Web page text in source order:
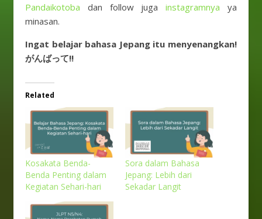
Pandaikotoba dan follow jugainstagramnya ya
minasan.
Ingat belajar bahasa Jepang itu menyenangkan!
がんばって!!
Related
Kosakata Benda-
Benda Penting dalam
Kegiatan Sehari-hari
Sora dalam Bahasa
Jepang: Lebih dari
Sekadar Langit